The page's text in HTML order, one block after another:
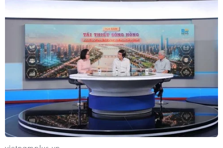
TIN CÙNG CHUYÊN MỤC